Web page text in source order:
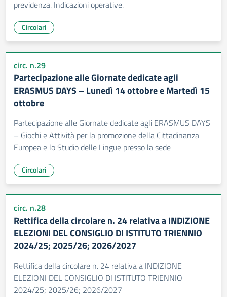
previdenza. Indicazioni operative.
Circolari
circ. n.29
Partecipazione alle Giornate dedicate agli
ERASMUS DAYS – Lunedì 14 ottobre e Martedì 15
ottobre
Partecipazione alle Giornate dedicate agli ERASMUS DAYS
– Giochi e Attività per la promozione della Cittadinanza
Europea e lo Studio delle Lingue presso la sede
Circolari
circ. n.28
Rettifica della circolare n. 24 relativa a INDIZIONE
ELEZIONI DEL CONSIGLIO DI ISTITUTO TRIENNIO
2024/25; 2025/26; 2026/2027
Rettifica della circolare n. 24 relativa a INDIZIONE
ELEZIONI DEL CONSIGLIO DI ISTITUTO TRIENNIO
2024/25; 2025/26; 2026/2027